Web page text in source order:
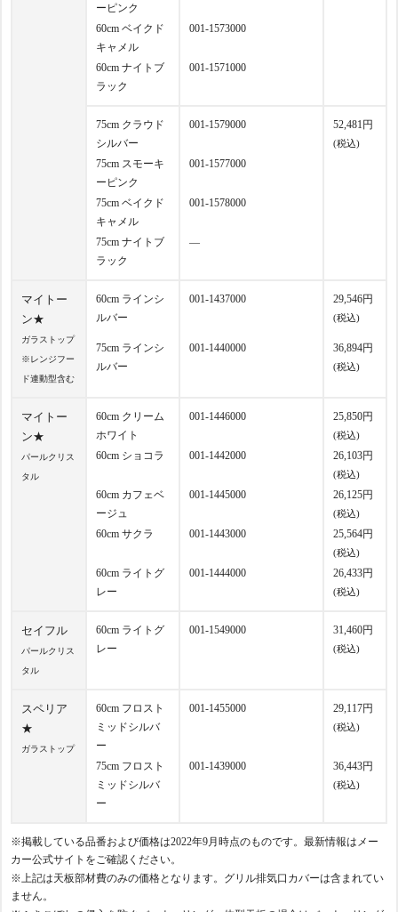
ーピンク
60cm ベイクド
キャメル
001-1573000
60cm ナイトブ
ラック
001-1571000
75cm クラウド
シルバー
001-1579000 52,481円
(税込)
75cm スモーキ
ーピンク
001-1577000
75cm ベイクド
キャメル
001-1578000
75cm ナイトブ
ラック
―
マイトー
ン★
ガラストップ
※レンジフー
ド連動型含む
60cm ラインシ
ルバー
001-1437000 29,546円
(税込)
75cm ラインシ
ルバー
001-1440000 36,894円
(税込)
マイトー
ン★
パールクリス
タル
60cm クリーム
ホワイト
001-1446000 25,850円
(税込)
60cm ショコラ 001-1442000 26,103円
(税込)
60cm カフェベ
ージュ
001-1445000 26,125円
(税込)
60cm サクラ 001-1443000 25,564円
(税込)
60cm ライトグ
レー
001-1444000 26,433円
(税込)
セイフル
パールクリス
タル
60cm ライトグ
レー
001-1549000 31,460円
(税込)
スペリア
★
ガラストップ
60cm フロスト
ミッドシルバ
ー
001-1455000 29,117円
(税込)
75cm フロスト
ミッドシルバ
ー
001-1439000 36,443円
(税込)
※掲載している品番および価格は2022年9月時点のものです。最新情報はメー
カー公式サイトをご確認ください。
※上記は天板部材費のみの価格となります。グリル排気口カバーは含まれてい
ません。